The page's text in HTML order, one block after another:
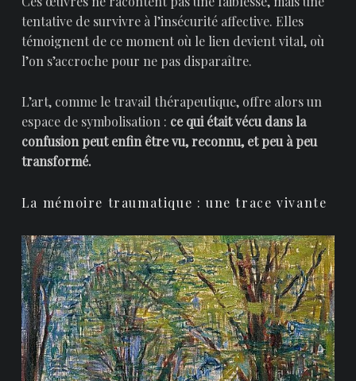
tentative de survivre à l’insécurité affective. Elles
témoignent de ce moment où le lien devient vital, où
l’on s’accroche pour ne pas disparaître.
L’art, comme le travail thérapeutique, offre alors un
espace de symbolisation : ce qui était vécu dans la
confusion peut enfin être vu, reconnu, et peu à peu
transformé.
La mémoire traumatique : une trace vivante